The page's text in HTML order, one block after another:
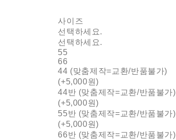
사이즈
선택하세요.
선택하세요.
55
66
44 (맞춤제작=교환/반품불가)
(+5,000원)
44반 (맞춤제작=교환/반품불가)
(+5,000원)
55반 (맞춤제작=교환/반품불가)
(+5,000원)
66반 (맞춤제작=교환/반품불가)